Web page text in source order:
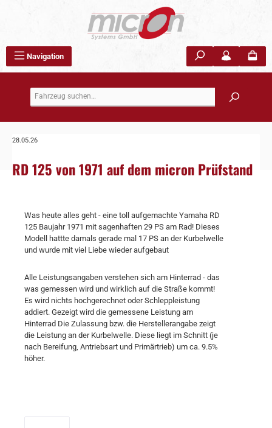
Navigation
28.05.26
RD 125 von 1971 auf dem micron Prüfstand
Was heute alles geht - eine toll aufgemachte Yamaha RD
125 Baujahr 1971 mit sagenhaften 29 PS am Rad! Dieses
Modell hattte damals gerade mal 17 PS an der Kurbelwelle
und wurde mit viel Liebe wieder aufgebaut
Alle Leistungsangaben verstehen sich am Hinterrad - das
was gemessen wird und wirklich auf die Straße kommt!
Es wird nichts hochgerechnet oder Schleppleistung
addiert. Gezeigt wird die gemessene Leistung am
Hinterrad Die Zulassung bzw. die Herstellerangabe zeigt
die Leistung an der Kurbelwelle. Diese liegt im Schnitt (je
nach Bereifung, Antriebsart und Primärtrieb) um ca. 9.5%
höher.